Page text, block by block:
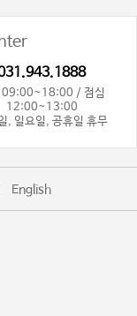
09:00~18:00 / 점심
12:00~13:00
, 일요일, 공휴일 휴무
English